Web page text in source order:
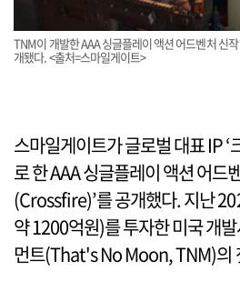
TNM이 개발한 AAA 싱글플레이 액션 어드벤처 신
개됐다. <출처=스마일게이트>
스마일게이트가 글로벌 대표 IP ‘
로 한 AAA 싱글플레이 액션 어드
(Crossfire)’를 공개했다. 지난
약 1200억원)를 투자한 미국 개
먼트(That's No Moon, TNM)의